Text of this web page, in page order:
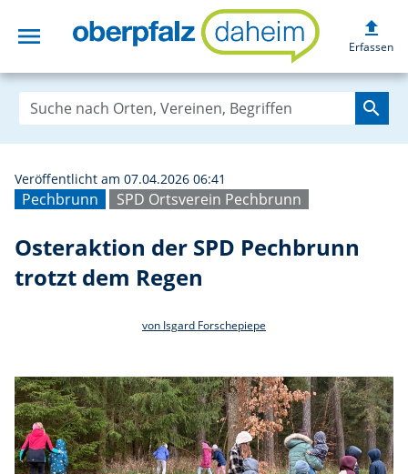
menu Osteraktion der
upload
Erfassen
search
Pechbrunn SPD Ortsverein Pechbrunn
Veröffentlicht am 07.04.2026 06:41
Osteraktion der SPD Pechbrunn
trotzt dem Regen
von Isgard Forschepiepe